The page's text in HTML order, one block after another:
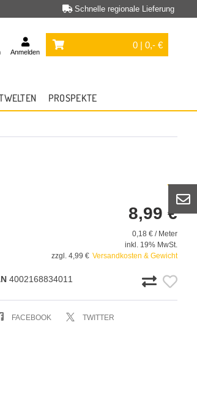
Schnelle regionale Lieferung
Anmelden
0 | 0,- €
PROSPEKTE
8,99 €
0,18 € / Meter
inkl. 19% MwSt.
zzgl. 4,99 € Versandkosten & Gewicht
4002168834011
FACEBOOK TWITTER